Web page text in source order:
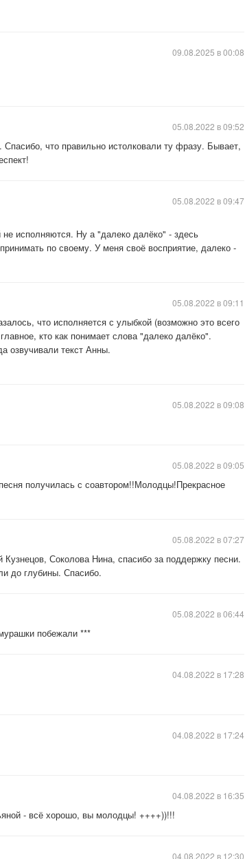
09.08.2025 в 00:08
что правильно истолковали ту фразу. Бывает,
05.08.2022 в 09:52
не исполняются. Ну а "далеко далёко" - здесь
по своему. У меня своё восприятие, далеко -
05.08.2022 в 09:47
что исполняется с улыбкой (возможно это всего
кто как понимает слова "далеко далёко".
озвучивали текст Анны.
05.08.2022 в 09:11
05.08.2022 в 09:08
получилась с соавтором!!Молодцы!Прекрасное
05.08.2022 в 09:05
Соколова Нина, спасибо за поддержку песни.
до глубины. Спасибо.
05.08.2022 в 07:27
побежали ***
05.08.2022 в 06:44
04.08.2022 в 17:28
04.08.2022 в 17:24
- всё хорошо, вы молодцы! ++++))!!!
04.08.2022 в 16:35
04.08.2022 в 12:30